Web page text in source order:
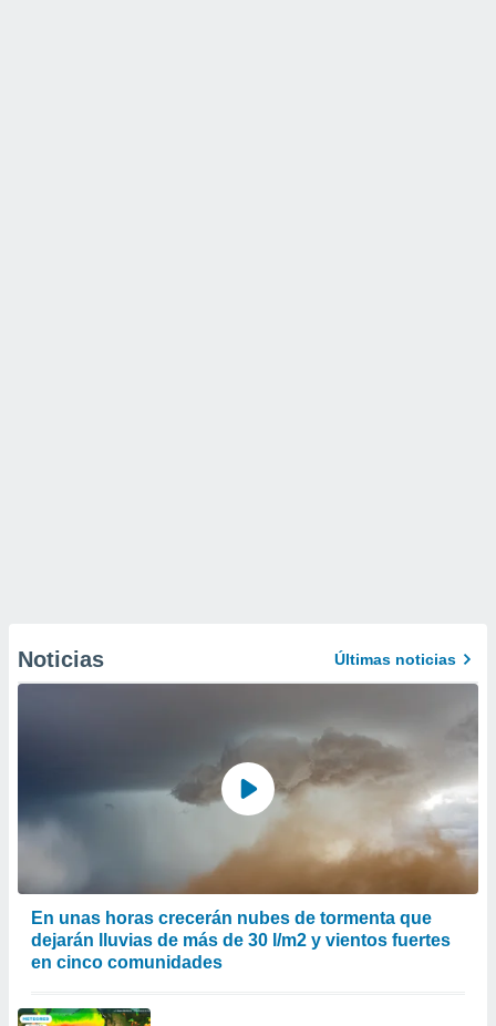
Noticias Últimas noticias
En unas horas crecerán nubes de tormenta que
dejarán lluvias de más de 30 l/m2 y vientos fuertes
en cinco comunidades